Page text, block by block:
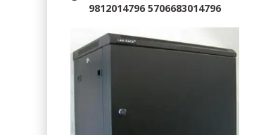
9812014796 5706683014796